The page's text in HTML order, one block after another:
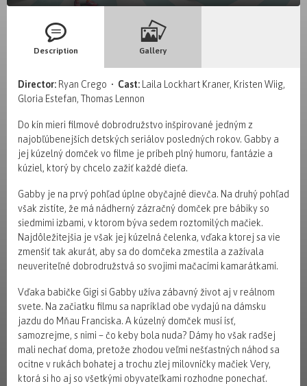
Description Gallery
Director: Ryan Crego • Cast: Laila Lockhart Kraner, Kristen Wiig,
Gloria Estefan, Thomas Lennon
Do kín mieri filmové dobrodružstvo inšpirované jedným z
najobľúbenejších detských seriálov posledných rokov. Gabby a
jej kúzelný domček vo filme je príbeh plný humoru, fantázie a
kúziel, ktorý by chcelo zažiť každé dieťa.
Gabby je na prvý pohľad úplne obyčajné dievča. Na druhý pohľad
však zistíte, že má nádherný zázračný domček pre bábiky so
siedmimi izbami, v ktorom býva sedem roztomilých mačiek.
Najdôležitejšia je však jej kúzelná čelenka, vďaka ktorej sa vie
zmenšiť tak akurát, aby sa do domčeka zmestila a zažívala
neuveriteľné dobrodružstvá so svojimi mačacími kamarátkami.
Vďaka babičke Gigi si Gabby užíva zábavný život aj v reálnom
svete. Na začiatku filmu sa napríklad obe vydajú na dámsku
jazdu do Mňau Franciska. A kúzelný domček musí ísť,
samozrejme, s nimi – čo keby bola nuda? Dámy ho však radšej
mali nechať doma, pretože zhodou veľmi nešťastných náhod sa
ocitne v rukách bohatej a trochu zlej milovníčky mačiek Very,
ktorá si ho aj so všetkými obyvateľkami rozhodne ponechať.